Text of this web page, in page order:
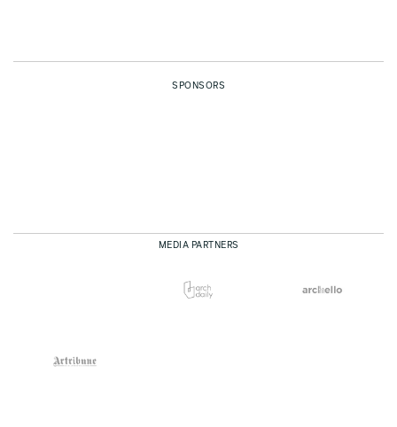
SPONSORS
MEDIA PARTNERS